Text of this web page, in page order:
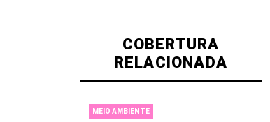
COBERTURA
RELACIONADA
MEIO AMBIENTE